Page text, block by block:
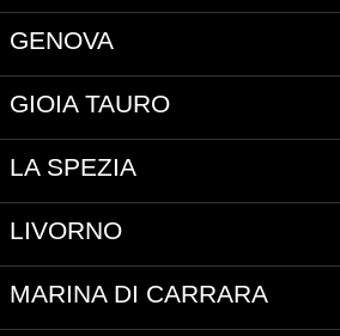
GENOVA
GIOIA TAURO
LA SPEZIA
LIVORNO
MARINA DI CARRARA